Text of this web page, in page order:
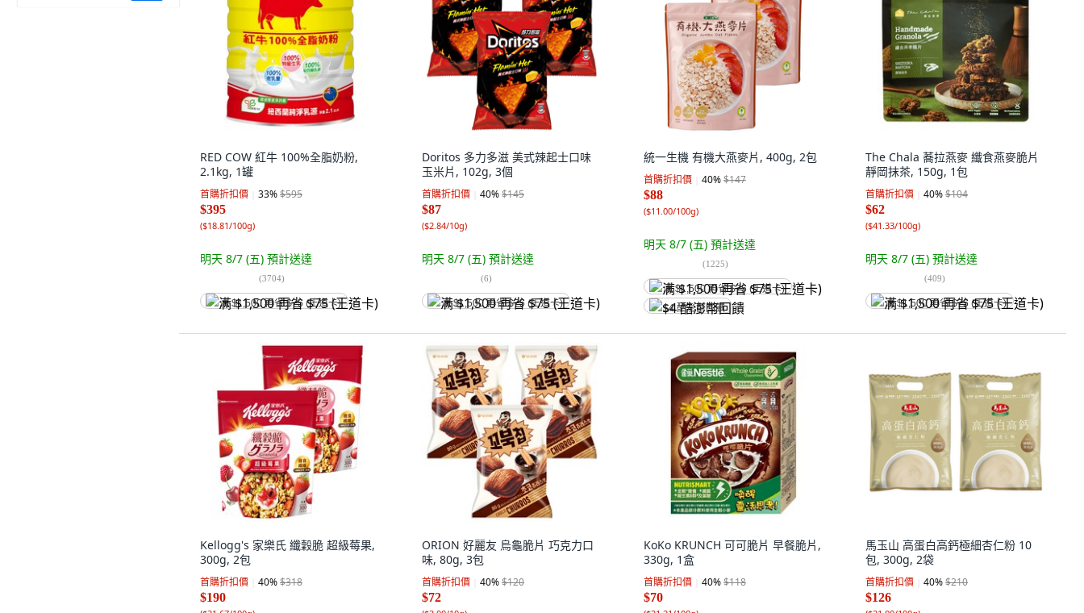
RED COW 紅牛 100%全脂奶粉,
2.1kg, 1罐
首購折扣價 33%$595
$395
($18.81/100g)
明天 8/7 (五) 預計送達
(3704)
满 $1,500 再省 $75 (王道卡)
Doritos 多力多滋 美式辣起士口味
玉米片, 102g, 3個
首購折扣價 40%$145
$87
($2.84/10g)
明天 8/7 (五) 預計送達
(6)
满 $1,500 再省 $75 (王道卡)
統一生機 有機大燕麥片, 400g, 2包
首購折扣價 40%$147
$88
($11.00/100g)
明天 8/7 (五) 預計送達
(1225)
满 $1,500 再省 $75 (王道卡)
$4 酷澎幣回饋
The Chala 蕎拉燕麥 纖食燕麥脆片
靜岡抹茶, 150g, 1包
首購折扣價 40%$104
$62
($41.33/100g)
明天 8/7 (五) 預計送達
(409)
满 $1,500 再省 $75 (王道卡)
Kellogg's 家樂氏 纖穀脆 超級莓果,
300g, 2包
首購折扣價 40%$318
$190
ORION 好麗友 烏龜脆片 巧克力口
味, 80g, 3包
首購折扣價 40%$120
$72
KoKo KRUNCH 可可脆片 早餐脆片,
330g, 1盒
首購折扣價 40%$118
$70
馬玉山 高蛋白高鈣極細杏仁粉 10
包, 300g, 2袋
首購折扣價 40%$210
$126